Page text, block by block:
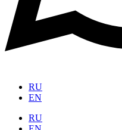
RU
EN
RU